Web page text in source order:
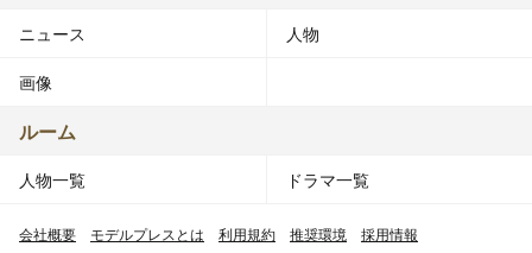
ニュース 人物
画像
ルーム
人物一覧 ドラマ一覧
会社概要 モデルプレスとは 利用規約 推奨環境 採用情報